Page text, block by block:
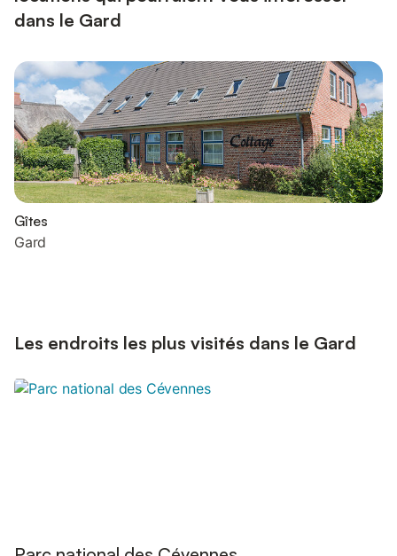
dans le Gard
Gîtes
Gard
Les endroits les plus visités dans le Gard